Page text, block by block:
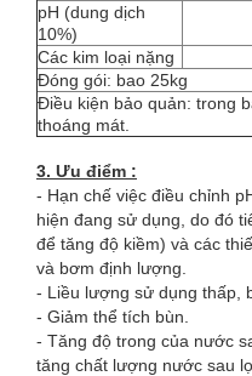
pH (dung dịch
10%)
Các kim loại nặng
Đóng gói: bao 25kg
Điều kiện bảo quản: trong
thoáng mát.
3. Ưu điểm :
- Hạn chế việc điều chỉnh
hiện đang sử dụng, do đó
để tăng độ kiềm) và các
và bơm định lượng.
- Liều lượng sử dụng thấp,
- Giảm thể tích bùn.
- Tăng độ trong của nước
tăng chất lượng nước sau